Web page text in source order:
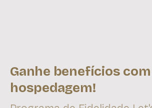
Ganhe benefícios
hospedagem!